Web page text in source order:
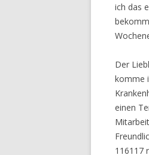
ich das
Der
komme
einen
116117